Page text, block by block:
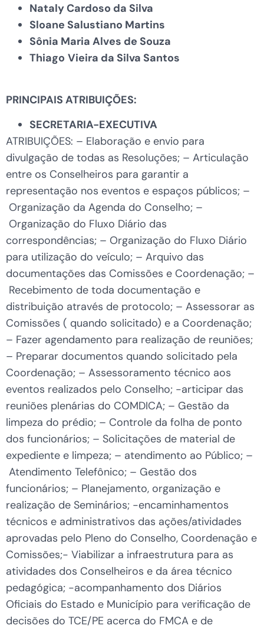
Nataly Cardoso da Silva
Sloane Salustiano Martins
Sônia Maria Alves de Souza
Thiago Vieira da Silva Santos
PRINCIPAIS ATRIBUIÇÕES:
SECRETARIA-EXECUTIVA
ATRIBUIÇÕES: – Elaboração e envio para
divulgação de todas as Resoluções; – Articulação
entre os Conselheiros para garantir a
representação nos eventos e espaços públicos; –
Organização da Agenda do Conselho; –
Organização do Fluxo Diário das
correspondências; – Organização do Fluxo Diário
para utilização do veículo; – Arquivo das
documentações das Comissões e Coordenação; –
Recebimento de toda documentação e
distribuição através de protocolo; – Assessorar as
Comissões ( quando solicitado) e a Coordenação;
– Fazer agendamento para realização de reuniões;
– Preparar documentos quando solicitado pela
Coordenação; – Assessoramento técnico aos
eventos realizados pelo Conselho; -articipar das
reuniões plenárias do COMDICA; – Gestão da
limpeza do prédio; – Controle da folha de ponto
dos funcionários; – Solicitações de material de
expediente e limpeza; – atendimento ao Público; –
Atendimento Telefônico; – Gestão dos
funcionários; – Planejamento, organização e
realização de Seminários; -encaminhamentos
técnicos e administrativos das ações/atividades
aprovadas pelo Pleno do Conselho, Coordenação e
Comissões;- Viabilizar a infraestrutura para as
atividades dos Conselheiros e da área técnico
pedagógica; -acompanhamento dos Diários
Oficiais do Estado e Município para verificação de
decisões do TCE/PE acerca do FMCA e de